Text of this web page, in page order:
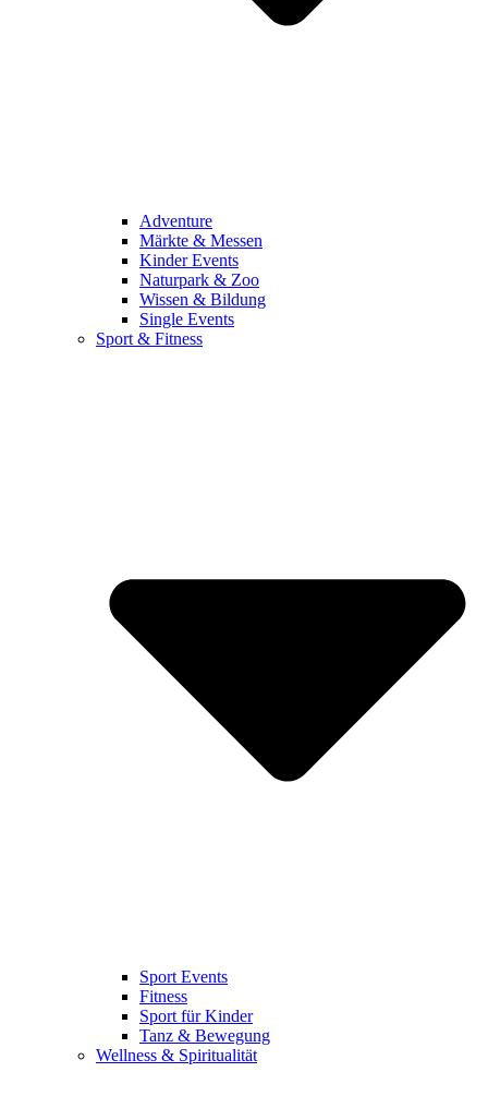
Adventure
Märkte & Messen
Kinder Events
Naturpark & Zoo
Wissen & Bildung
Single Events
Sport & Fitness
Sport Events
Fitness
Sport für Kinder
Tanz & Bewegung
Wellness & Spiritualität